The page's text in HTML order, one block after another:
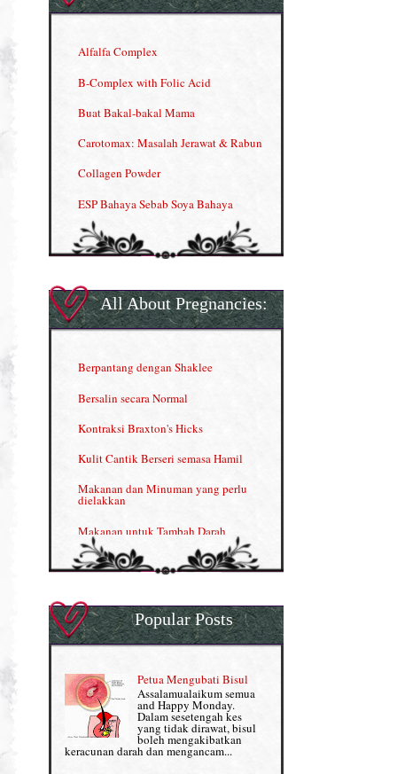
Alfalfa Complex
B-Complex with Folic Acid
Buat Bakal-bakal Mama
Carotomax: Masalah Jerawat & Rabun
Collagen Powder
ESP Bahaya Sebab Soya Bahaya
ESP Produk Shaklee Paling HOT
Gla Complex (II)
Herbal Blend the Magic Cream
Nutrisi untuk Ikhtiar Hamil
OMEGA GUARD
Omega Guard: EPA & DHA for kids
OSTEMATRIX
Pantang Larang dalam Pengambilan
Vitamin
Penjagaan Rambut: Prosante Hair Care
Persediaan Haji & Umrah
Review Part 1: Shaklee bagus ke?
Review Part 2: Shaklee's Slimming Set
All About Pregnancies:
Berpantang dengan Shaklee
Bersalin secara Normal
Kontraksi Braxton's Hicks
Kulit Cantik Berseri semasa Hamil
Makanan dan Minuman yang perlu
dielakkan
Makanan untuk Tambah Darah
Masalah HB rendah?
Normal VS Czer
Pemakanan Semasa Hamil
Penyusuan Bayi
Perkembangan Minda Bayi
Supplement untuk Kehamilan
Popular Posts
Petua Mengubati Bisul
Assalamualaikum semua
and Happy Monday.
Dalam sesetengah kes
yang tidak dirawat, bisul
boleh mengakibatkan
keracunan darah dan mengancam...